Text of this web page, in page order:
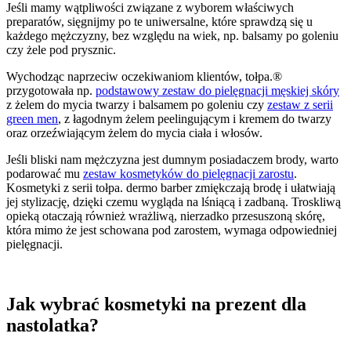
Jeśli mamy wątpliwości związane z wyborem właściwych
preparatów, sięgnijmy po te uniwersalne, które sprawdzą się u
każdego mężczyzny, bez względu na wiek, np. balsamy po goleniu
czy żele pod prysznic.
Wychodząc naprzeciw oczekiwaniom klientów, tołpa.®
przygotowała np. podstawowy zestaw do pielęgnacji męskiej skóry
z żelem do mycia twarzy i balsamem po goleniu czy zestaw z serii
green men, z łagodnym żelem peelingującym i kremem do twarzy
oraz orzeźwiającym żelem do mycia ciała i włosów.
Jeśli bliski nam mężczyzna jest dumnym posiadaczem brody, warto
podarować mu zestaw kosmetyków do pielęgnacji zarostu.
Kosmetyki z serii tołpa. dermo barber zmiękczają brodę i ułatwiają
jej stylizację, dzięki czemu wygląda na lśniącą i zadbaną. Troskliwą
opieką otaczają również wrażliwą, nierzadko przesuszoną skórę,
która mimo że jest schowana pod zarostem, wymaga odpowiedniej
pielęgnacji.
Jak wybrać kosmetyki na prezent dla
nastolatka?